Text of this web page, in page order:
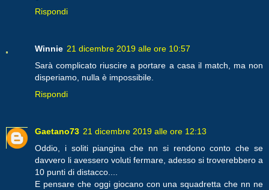
Rispondi
Winnie 21 dicembre 2019 alle ore 10:57
Sarà complicato riuscire a portare a casa il match, ma non
disperiamo, nulla è impossibile.
Rispondi
Gaetano73 21 dicembre 2019 alle ore 12:13
Oddio, i soliti piangina che nn si rendono conto che se
davvero li avessero voluti fermare, adesso si troverebbero a
10 punti di distacco....
E pensare che oggi giocano con una squadretta che nn ne